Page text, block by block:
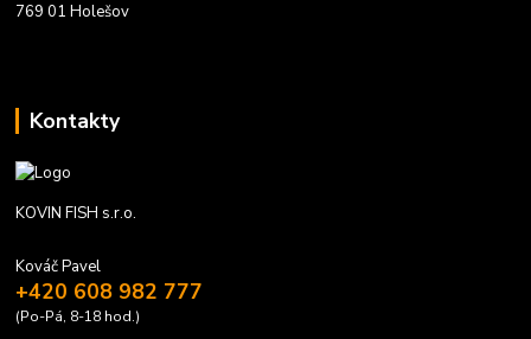
769 01 Holešov
Kontakty
KOVIN FISH s.r.o.
Kováč Pavel
+420 608 982 777
(Po-Pá, 8-18 hod.)